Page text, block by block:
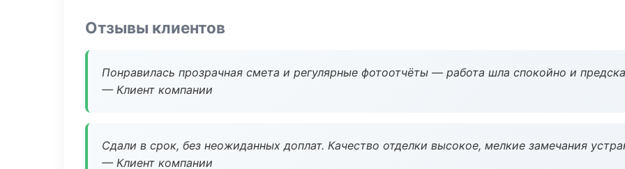
Отзывы клиентов
Понравилась прозрачная смета и регулярные фотоотчёты — работа шла спокойно и
— Клиент компании
Сдали в срок, без неожиданных доплат. Качество отделки высокое, мелкие замечания
— Клиент компании